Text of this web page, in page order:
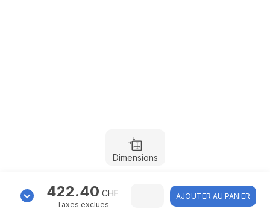
Dimensions
422.40 CHF
Taxes exclues
AJOUTER AU PANIER